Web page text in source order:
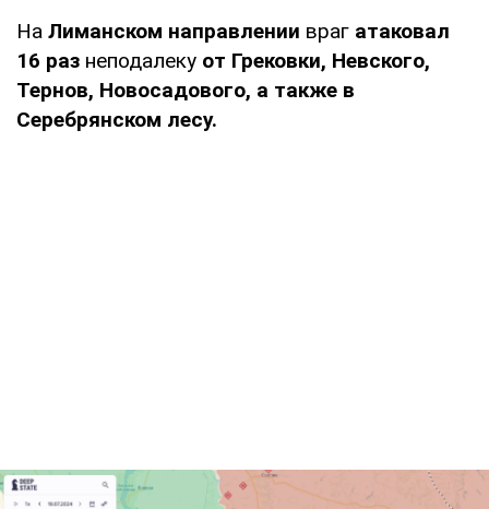
На Лиманском направлении враг атаковал
16 раз неподалеку от Грековки, Невского,
Тернов, Новосадового, а также в
Серебрянском лесу.